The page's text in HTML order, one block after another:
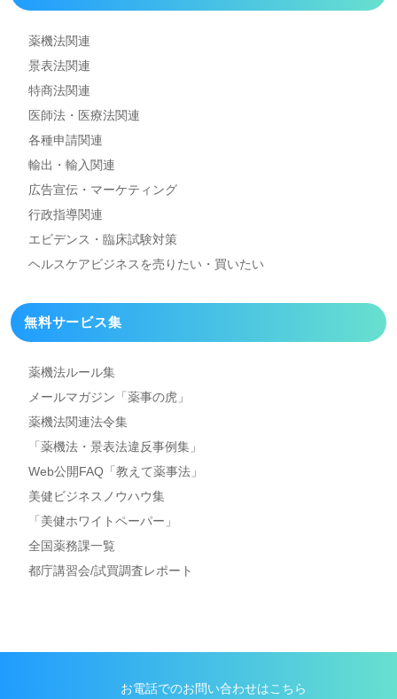
薬機法関連
景表法関連
特商法関連
医師法・医療法関連
各種申請関連
輸出・輸入関連
広告宣伝・マーケティング
行政指導関連
エビデンス・臨床試験対策
ヘルスケアビジネスを売りたい・買いたい
無料サービス集
薬機法ルール集
メールマガジン「薬事の虎」
薬機法関連法令集
「薬機法・景表法違反事例集」
Web公開FAQ「教えて薬事法」
美健ビジネスノウハウ集
「美健ホワイトペーパー」
全国薬務課一覧
都庁講習会/試買調査レポート
お電話でのお問い合わせはこちら